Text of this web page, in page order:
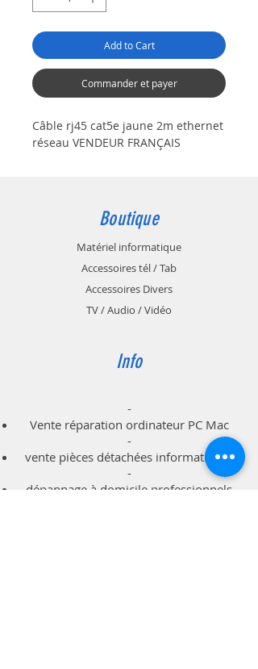
Add to Cart
Commander et payer
Câble rj45 cat5e jaune 2m ethernet
réseau VENDEUR FRANÇAIS
Boutique
Matériel informatique
Accessoires tél / Tab
Accessoires Divers
TV / Audio / Vidéo
Info
-
Vente réparation ordinateur PC Mac
-
vente pièces détachées informatiques
-
dépannage à domicile professionnels